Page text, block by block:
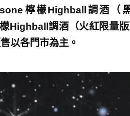
檸檬Highball調酒（
Highball調酒（火紅限量
以各門市為主。